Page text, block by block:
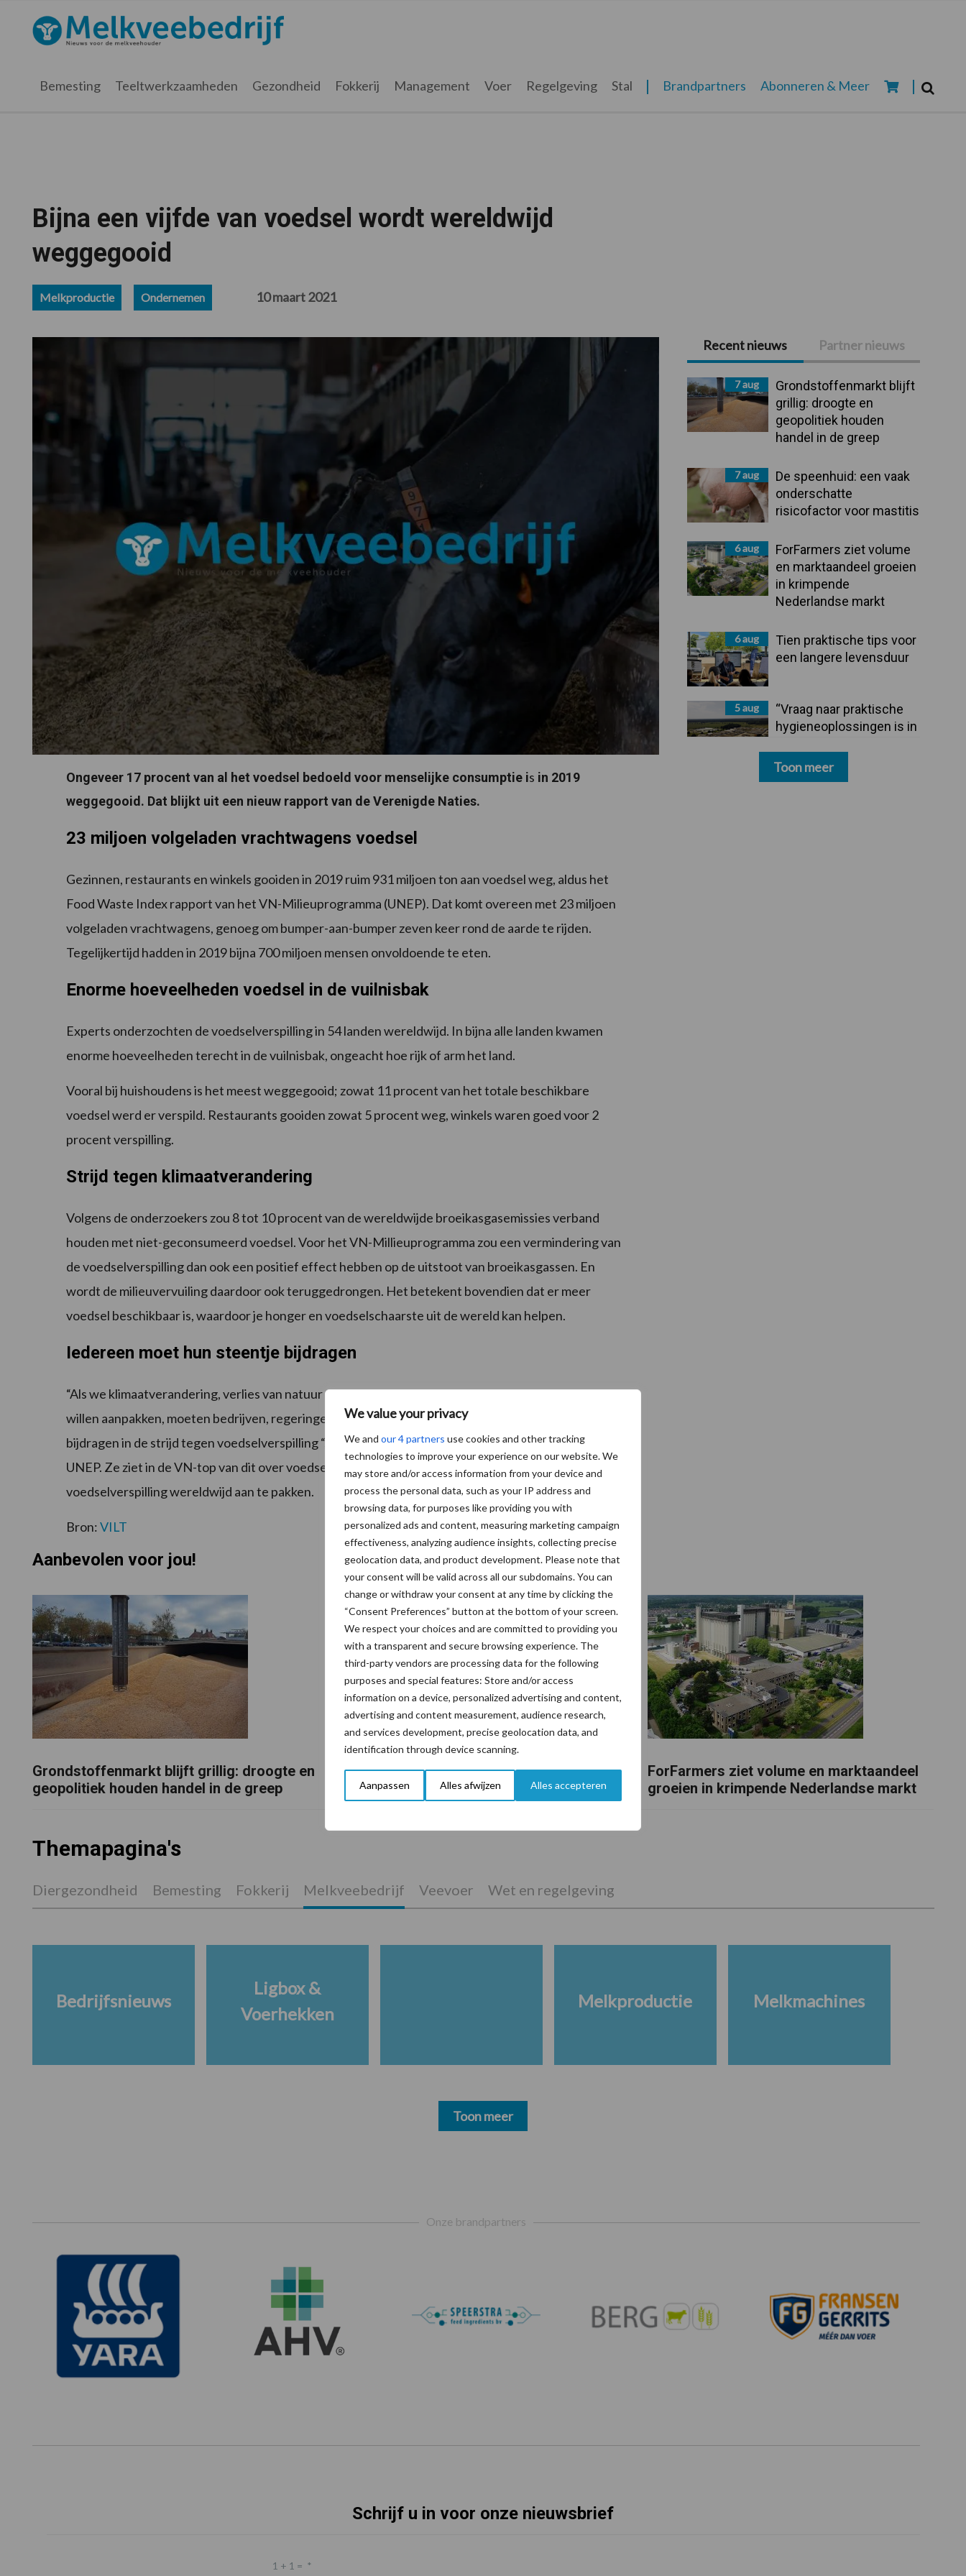
We value your privacy
We and our 4 partners use cookies and other tracking
technologies to improve your experience on our website. We
may store and/or access information from your device and
process the personal data, such as your IP address and
browsing data, for purposes like providing you with
personalized ads and content, measuring marketing campaign
effectiveness, analyzing audience insights, collecting precise
geolocation data, and product development. Please note that
your consent will be valid across all our subdomains. You can
change or withdraw your consent at any time by clicking the
“Consent Preferences” button at the bottom of your screen.
We respect your choices and are committed to providing you
with a transparent and secure browsing experience. The
third-party vendors are processing data for the following
purposes and special features: Store and/or access
information on a device, personalized advertising and content,
advertising and content measurement, audience research,
and services development, precise geolocation data, and
identification through device scanning.
Aanpassen Alles afwijzen Alles accepteren
hoofdnavigatie
hoofd
eerste
voettekst
Melkveebedrijf.nl
Bemesting Teeltwerkzaamheden Gezondheid Fokkerij Management Voer Regelgeving Stal Brandpartners Abonneren & Meer
Bijna een vijfde van voedsel wordt wereldwijd
weggegooid
Melkproductie Ondernemen 10 maart 2021
Ongeveer 17 procent van al het voedsel bedoeld voor menselijke consumptie is in 2019
weggegooid. Dat blijkt uit een nieuw rapport van de Verenigde Naties.
23 miljoen volgeladen vrachtwagens voedsel
Gezinnen, restaurants en winkels gooiden in 2019 ruim 931 miljoen ton aan voedsel weg, aldus het
Food Waste Index rapport van het VN-Milieuprogramma (UNEP). Dat komt overeen met 23 miljoen
volgeladen vrachtwagens, genoeg om bumper-aan-bumper zeven keer rond de aarde te rijden.
Tegelijkertijd hadden in 2019 bijna 700 miljoen mensen onvoldoende te eten.
Enorme hoeveelheden voedsel in de vuilnisbak
Experts onderzochten de voedselverspilling in 54 landen wereldwijd. In bijna alle landen kwamen
enorme hoeveelheden terecht in de vuilnisbak, ongeacht hoe rijk of arm het land.
Vooral bij huishoudens is het meest weggegooid; zowat 11 procent van het totale beschikbare
voedsel werd er verspild. Restaurants gooiden zowat 5 procent weg, winkels waren goed voor 2
procent verspilling.
Strijd tegen klimaatverandering
Volgens de onderzoekers zou 8 tot 10 procent van de wereldwijde broeikasgasemissies verband
houden met niet-geconsumeerd voedsel. Voor het VN-Millieuprogramma zou een vermindering van
de voedselverspilling dan ook een positief effect hebben op de uitstoot van broeikasgassen. En
wordt de milieuvervuiling daardoor ook teruggedrongen. Het betekent bovendien dat er meer
voedsel beschikbaar is, waardoor je honger en voedselschaarste uit de wereld kan helpen.
Iedereen moet hun steentje bijdragen
“Als we klimaatverandering, verlies van natuur en biodiversiteit, vervuiling en verspilling serieus
willen aanpakken, moeten bedrijven, regeringen en burgers over de hele wereld hun steentje
bijdragen in de strijd tegen voedselverspilling “, aldus Inger Andersen, uitvoerend directeur van
UNEP. Ze ziet in de VN-top van dit over voedselsystemen een kans om nieuwe acties te lanceren om
voedselverspilling wereldwijd aan te pakken.
Bron:VILT
Primaire
Sidebar
Recent nieuws Partner nieuws
7 aug
Grondstoffenmarkt blijft
grillig: droogte en
geopolitiek houden
handel in de greep
7 aug
De speenhuid: een vaak
onderschatte
risicofactor voor mastitis
6 aug
ForFarmers ziet volume
en marktaandeel groeien
in krimpende
Nederlandse markt
6 aug
Tien praktische tips voor
een langere levensduur
5 aug
“Vraag naar praktische
hygieneoplossingen is in
Toon meer
Aanbevolen voor jou!
Grondstoffenmarkt blijft grillig: droogte en
geopolitiek houden handel in de greep
De speenhuid: een vaak onderschatte
risicofactor voor mastitis
ForFarmers ziet volume en marktaandeel
groeien in krimpende Nederlandse markt
Themapagina's
Diergezondheid Bemesting Fokkerij Melkveebedrijf Veevoer Wet en regelgeving
Bedrijfsnieuws
Ligbox &
Voerhekken
Melkproductie Melkmachines
Toon meer
Onze brandpartners
Schrijf u in voor onze nieuwsbrief
1 + 1 = *